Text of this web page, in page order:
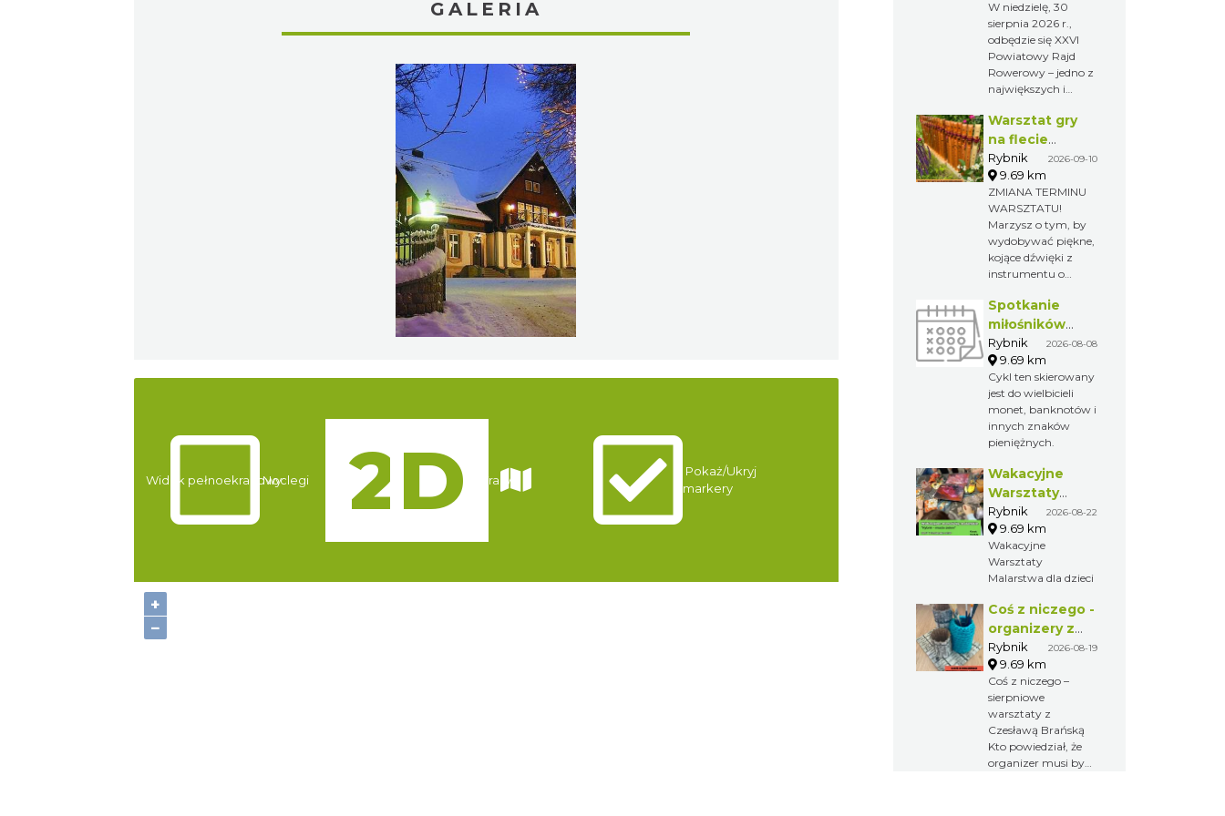
GALERIA
+
−
Widok pełnoekranowy:Noclegi Trasy
Pokaż/Ukryj
markery
W niedzielę, 30
sierpnia 2026 r.,
odbędzie się XXVI
Powiatowy Rajd
Rowerowy – jedno z
największych i
wybieranych
wydarzeń
rekreacyjnych w
regionie. Tegoroczna
edycja rozpocznie
się w Wodzisławiu
Śląskim, a zakończy
w Gminie Gorzyce,
gdzie na
uczestników czekać
Rowerowy z
licznymi atrakcjami.
Warsztat gry
na flecie
indiańskim –
pierwsze kroki
w świecie
melodii
Rybnik 2026-09-10
9.69 km
ZMIANA TERMINU
WARSZTATU!
Marzysz o tym, by
wydobywać piękne,
kojące dźwięki z
instrumentu o
brzmieniu? A może
po prostu chcesz
spróbować czegoś
nowego i
odprężającego?
Zapraszamy na
wyjątkowy warsztat
gry na flecie
indiańskim –
i dostępny dla
każdego, nawet bez
doświadczenia
muzycznego.
Spotkanie
miłośników
numizmatów
Rybnik 2026-08-08
9.69 km
Cykl ten skierowany
jest do wielbicieli
monet, banknotów i
innych znaków
pieniężnych.
Wakacyjne
Warsztaty
Malarskie
"Rybnik -
miasto zieleni"
Rybnik 2026-08-22
9.69 km
Wakacyjne
Warsztaty
Malarstwa dla dzieci
Coś z niczego -
organizery z
tektury, z
makramy...
Rybnik 2026-08-19
9.69 km
Coś z niczego –
sierpniowe
warsztaty z
Czesławą Brańską
Kto powiedział, że
organizer musi być